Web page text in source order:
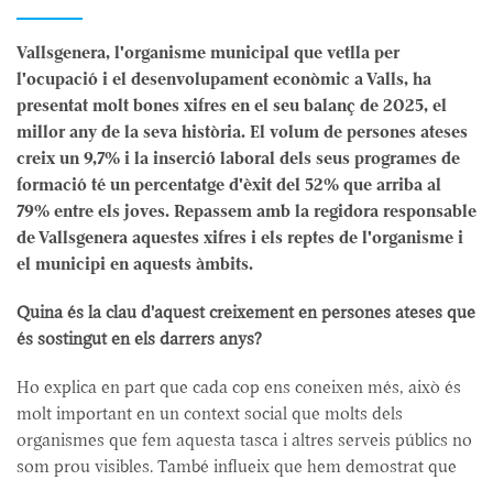
Vallsgenera, l'organisme municipal que vetlla per
l'ocupació i el desenvolupament econòmic a Valls, ha
presentat molt bones xifres en el seu balanç de 2025, el
millor any de la seva història. El volum de persones ateses
creix un 9,7% i la inserció laboral dels seus programes de
formació té un percentatge d'èxit del 52% que arriba al
79% entre els joves. Repassem amb la regidora responsable
de Vallsgenera aquestes xifres i els reptes de l'organisme i
el municipi en aquests àmbits.
Quina és la clau d'aquest creixement en persones ateses que
és sostingut en els darrers anys?
Ho explica en part que cada cop ens coneixen més, això és
molt important en un context social que molts dels
organismes que fem aquesta tasca i altres serveis públics no
som prou visibles. També influeix que hem demostrat que